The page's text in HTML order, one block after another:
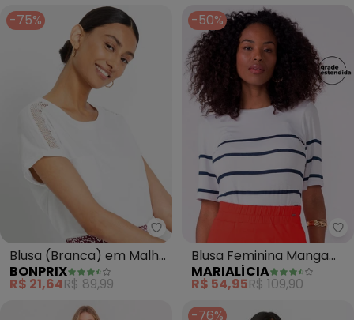
-75%
bonprix - Blusa (Branca) em
Blusa (Branca) em Malha
de Algodão
BONPRIX
R$ 21,64R$ 89,99
-50%
Blusa Feminina Manga
Curta Listrada (Branco)
MARIALÍCIA
R$ 54,95R$ 109,90
-76%